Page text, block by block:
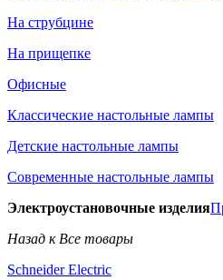
На струбцине
На прищепке
Офисные
Классические настольные лампы
Детские настольные лампы
Современные настольные лампы
Электроустановочные изделия
Назад к Все товары
Schneider Electric